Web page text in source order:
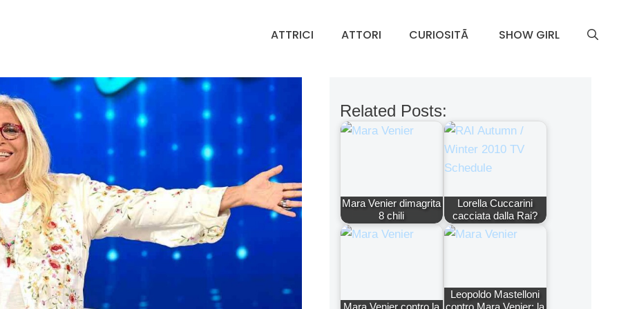
ATTRICI ATTORI CURIOSITÃ SHOW GIRL
Related Posts:
Mara Venier dimagrita
8 chili
Lorella Cuccarini
cacciata dalla Rai?
Leopoldo Mastelloni